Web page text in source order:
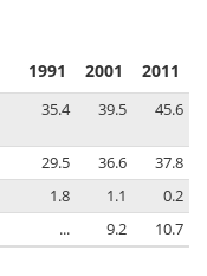
1991 2001 2011
35.4 39.5 45.6
29.5 36.6
37.8
1.8 1.1
0.2
... 9.2 10.7